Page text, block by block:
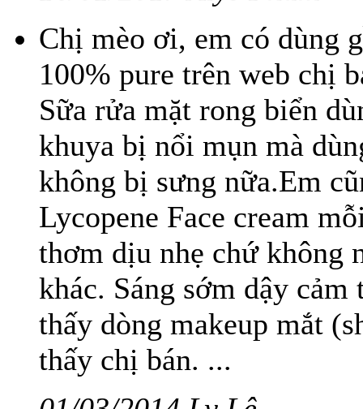
Chị mèo ơi, em có dùng
100% pure trên web chị
Sữa rửa mặt rong biển
khuya bị nổi mụn mà
không bị sưng nữa.Em
Lycopene Face cream
thơm dịu nhẹ chứ không
khác. Sáng sớm dậy
thấy dòng makeup mắt
thấy chị bán. ...